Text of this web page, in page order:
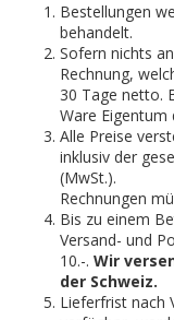
Bestellungen
behandelt.
Sofern nichts
Rechnung,
30 Tage netto.
Ware Eigentum
Alle Preise
inklusiv der
(MwSt.).
Rechnungen
Bis zu einem
Versand- und
10.-. Wir
der Schweiz.
Lieferfrist nach